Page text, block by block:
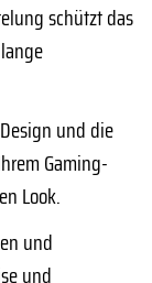
schützt das
und die
Gaming-
Look.
und
und